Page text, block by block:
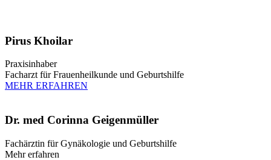
Pirus Khoilar
Praxisinhaber
Facharzt für Frauenheilkunde und Geburtshilfe
MEHR ERFAHREN
Dr. med Corinna Geigenmüller
Fachärztin für Gynäkologie und Geburtshilfe
Mehr erfahren